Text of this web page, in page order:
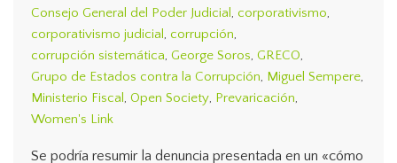
Consejo General del Poder Judicial , corporativismo,
corporativismo judicial , corrupción,
corrupción sistemática, George Soros, GRECO,
Grupo de Estados contra la Corrupción, Miguel Sempere,
Ministerio Fiscal , Open Society, Prevaricación,
Women's Link
Se podría resumir la denuncia presentada en un «cómo